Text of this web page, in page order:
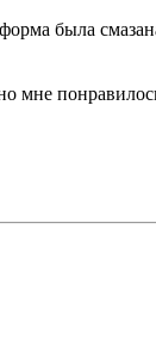
была